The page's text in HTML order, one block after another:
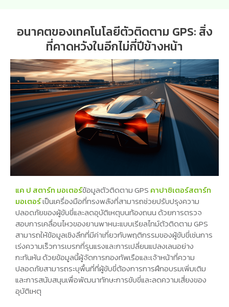
อนาคตของเทคโนโลยีตัวติดตาม GPS: สิ่ง
ที่คาดหวังในอีกไม่กี่ปีข้างหน้า
แค ป สตาร์ท มอเตอร์ข้อมูลตัวติดตาม GPS คาปาซิเตอร์สตาร์ท
มอเตอร์เป็นเครื่องมือที่ทรงพลังที่สามารถช่วยปรับปรุงความ
ปลอดภัยของผู้ขับขี่และลดอุบัติเหตุบนท้องถนน ด้วยการตรวจ
สอบการเคลื่อนไหวของยานพาหนะแบบเรียลไทม์ตัวติดตาม GPS
สามารถให้ข้อมูลเชิงลึกที่มีค่าเกี่ยวกับพฤติกรรมของผู้ขับขี่เช่นการ
เร่งความเร็วการเบรกที่รุนแรงและการเปลี่ยนแปลงเลนอย่าง
กะทันหัน ด้วยข้อมูลนี้ผู้จัดการกองทัพเรือและเจ้าหน้าที่ความ
ปลอดภัยสามารถระบุพื้นที่ที่ผู้ขับขี่ต้องการการฝึกอบรมเพิ่มเติม
และการสนับสนุนเพื่อพัฒนาทักษะการขับขี่และลดความเสี่ยงของ
อุบัติเหตุ